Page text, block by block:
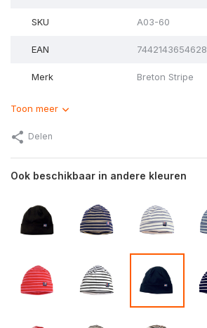
SKU A03-60
EAN 7442143654628
Merk Breton Stripe
Toon meer
Delen
Ook beschikbaar in andere kleuren